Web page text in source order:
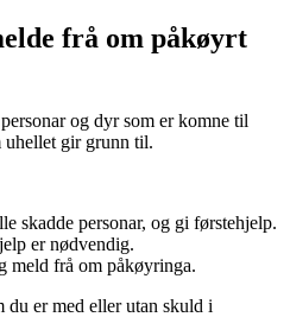
frå om påkøyrt
og dyr som er komne til
uhellet gir grunn til.
skadde personar, og gi førstehjelp.
er nødvendig.
meld frå om påkøyringa.
du er med eller utan skuld i